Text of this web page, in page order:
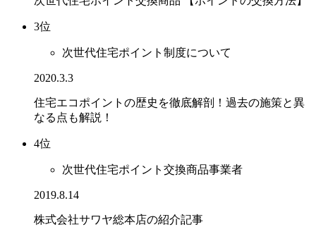
3位
次世代住宅ポイント制度について
2020.3.3
住宅エコポイントの歴史を徹底解剖！過去の施策と異
なる点も解説！
4位
次世代住宅ポイント交換商品事業者
2019.8.14
株式会社サワヤ総本店の紹介記事